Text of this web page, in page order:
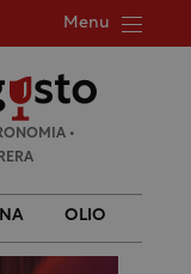
Menu
•
OLIO